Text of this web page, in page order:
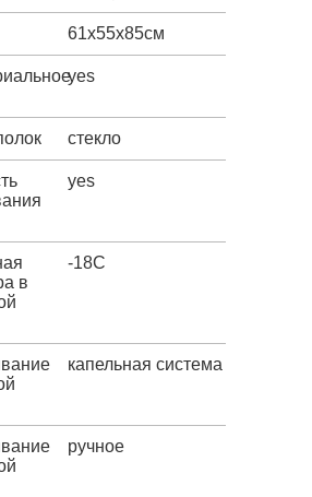
61х55х85см
yes
стекло
yes
в
-18C
капельная система
ручное